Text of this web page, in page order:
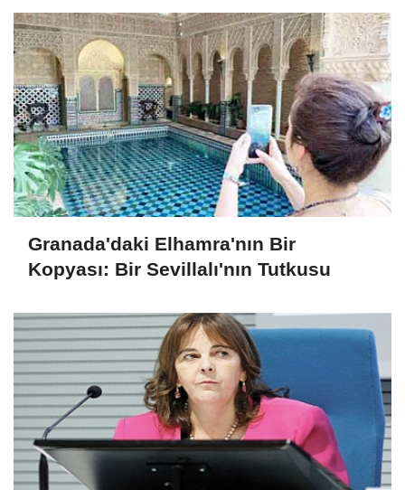
Granada'daki Elhamra'nın Bir
Kopyası: Bir Sevillalı'nın Tutkusu